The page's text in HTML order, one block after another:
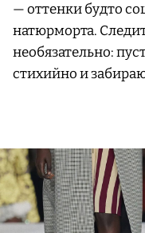
— оттенки будто
натюрморта.
необязательно:
стихийно и